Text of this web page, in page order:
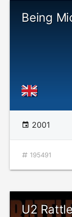
Being
2001
195491
U2